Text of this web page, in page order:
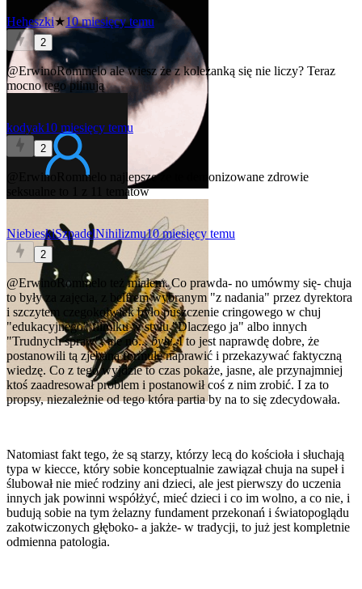
Heheszki★10 miesięcy temu
2
@ErwinoRommeloale wiesz że z koleżanką się nie liczy? Teraz
mocno tego pilnują
kodyak10 miesięcy temu
2
@ErwinoRommelo
najlepsze że te demonizowane zdrowie
seksualne to 1 z 11 tematow
NiebieskiSzpadelNihilizmu10 miesięcy temu
2
@ErwinoRommelo
też miałem. Co prawda- no umówmy się- chuja
to były za zajęcia, z belfrem wybranym "z nadania" przez dyrektora
i szczytem czegokolwiek było puszczenie cringowego w chuj
"edukacyjnego" filmiku w stylu "Dlaczego ja" albo innych
"Trudnych spraw", ale no...były. I to jest naprawdę dobre, że
postanowili tą zjebaną formułę naprawić i przekazywać faktyczną
wiedzę. Co z tego wyjdzie to czas pokaże, jasne, ale przynajmniej
ktoś zaadresował problem i postanowił coś z nim zrobić. I za to
propsy, niezależnie od tego która partia by na to się zdecydowała.
Natomiast fakt tego, że są starzy, którzy lecą do kościoła i słuchają
typa w kiecce, który sobie konceptualnie zawiązał chuja na supeł i
ślubował nie mieć rodziny ani dzieci, ale jest pierwszy do uczenia
innych jak powinni współżyć, mieć dzieci i co im wolno, a co nie, i
budują sobie na tym żelazny fundament przekonań i światopoglądu
zakotwiczonych głęboko- a jakże- w tradycji, to już jest kompletnie
odmienna patologia.